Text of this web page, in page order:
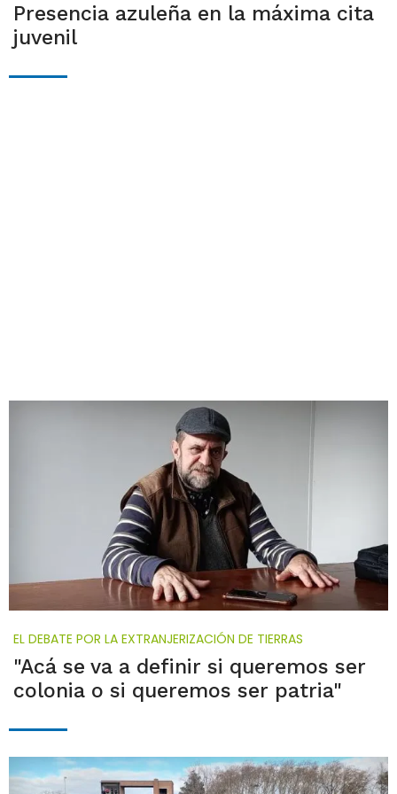
Presencia azuleña en la máxima cita
juvenil
EL DEBATE POR LA EXTRANJERIZACIÓN DE TIERRAS
"Acá se va a definir si queremos ser
colonia o si queremos ser patria"